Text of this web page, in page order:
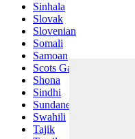
Sinhala
Slovak
Slovenian
Somali
Samoan
Scots Gaelic
Shona
Sindhi
Sundanese
Swahili
Tajik